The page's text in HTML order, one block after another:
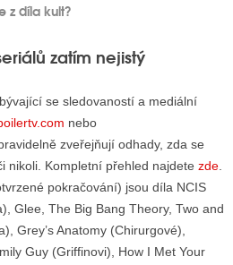
z díla kult?
zatím nejistý
se sledovaností a mediální
nebo
zveřejňují odhady, zda se
nikoli. Kompletní přehled najdete zde
pokračování) jsou díla NCIS
Glee, The Big Bang Theory, Two and
Grey’s Anatomy (Chirurgové),
Guy (Griffinovi), How I Met Your